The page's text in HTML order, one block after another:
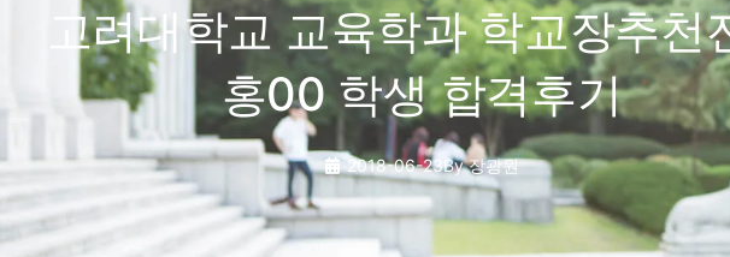
고려대학교 교육학과 학교장추천
홍00 학생 합격후기
2018-06-23By장광원